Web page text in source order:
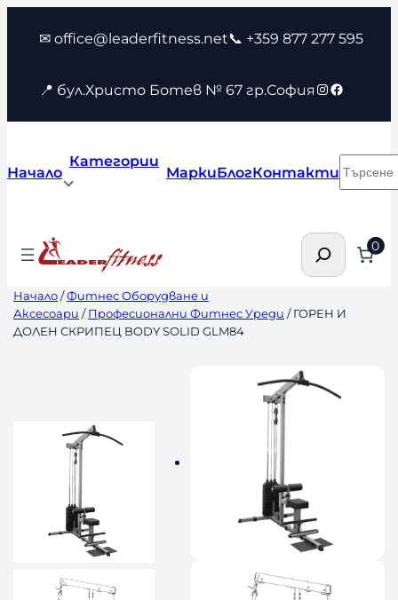
съдържанието
✉ office@leaderfitness.net📞 +359 877 277 595
📍 бул.Христо Ботев № 67 гр.София Instagram
Facebook
Начало
Категории
МаркиБлогКонтакти
Търсене 0
Начало/Фитнес Оборудване и
Аксесоари /Професионални Фитнес Уреди / ГОРЕН И
ДОЛЕН СКРИПЕЦ BODY SOLID GLM84